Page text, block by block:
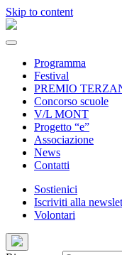
Skip to content
Programma
Festival
PREMIO
Concorso scuole
V/L MONT
Progetto “e”
Associazione
News
Contatti
Sostienici
Iscriviti alla
Volontari